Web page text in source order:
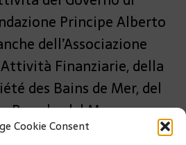
Cookie Consent
Principe Alberto
dell’Associazione
Finanziarie, della
des Bains de Mer, del
Board e del Monaco